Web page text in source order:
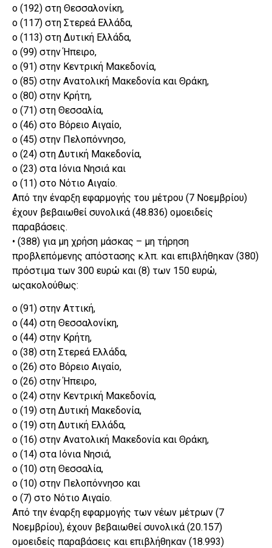
o (192) στη Θεσσαλονίκη,
o (117) στη Στερεά Ελλάδα,
o (113) στη Δυτική Ελλάδα,
o (99) στην Ήπειρο,
o (91) στην Κεντρική Μακεδονία,
o (85) στην Ανατολική Μακεδονία και Θράκη,
o (80) στην Κρήτη,
o (71) στη Θεσσαλία,
o (46) στο Βόρειο Αιγαίο,
o (45) στην Πελοπόννησο,
o (24) στη Δυτική Μακεδονία,
o (23) στα Ιόνια Νησιά και
o (11) στο Νότιο Αιγαίο.
Από την έναρξη εφαρμογής του μέτρου (7 Νοεμβρίου)
έχουν βεβαιωθεί συνολικά (48.836) ομοειδείς
παραβάσεις.
• (388) για μη χρήση μάσκας – μη τήρηση
προβλεπόμενης απόστασης κ.λπ. και επιβλήθηκαν (380)
πρόστιμα των 300 ευρώ και (8) των 150 ευρώ,
ωςακολούθως:
o (91) στην Αττική,
o (44) στη Θεσσαλονίκη,
o (44) στην Κρήτη,
o (38) στη Στερεά Ελλάδα,
o (26) στο Βόρειο Αιγαίο,
o (26) στην Ήπειρο,
o (24) στην Κεντρική Μακεδονία,
o (19) στη Δυτική Μακεδονία,
o (19) στη Δυτική Ελλάδα,
o (16) στην Ανατολική Μακεδονία και Θράκη,
o (14) στα Ιόνια Νησιά,
o (10) στη Θεσσαλία,
o (10) στην Πελοπόννησο και
o (7) στο Νότιο Αιγαίο.
Από την έναρξη εφαρμογής των νέων μέτρων (7
Νοεμβρίου), έχουν βεβαιωθεί συνολικά (20.157)
ομοειδείς παραβάσεις και επιβλήθηκαν (18.993)